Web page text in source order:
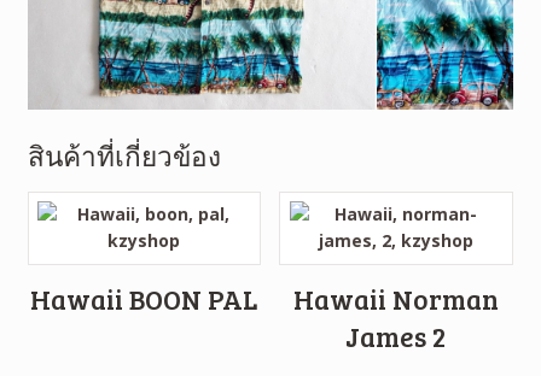
สินค้าที่เกี่ยวข้อง
Hawaii BOON PAL
Hawaii Norman
James 2